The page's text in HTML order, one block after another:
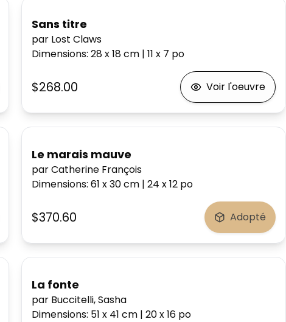
Sans titre
par Lost Claws
Dimensions:28 x 18cm |11 x 7 po
$268.00 Voir l'oeuvre
Le marais mauve
par Catherine François
Dimensions:61 x 30cm |24 x 12 po
$370.60 Adopté
La fonte
par Buccitelli, Sasha
Dimensions: 51 x 41cm |20 x 16 po